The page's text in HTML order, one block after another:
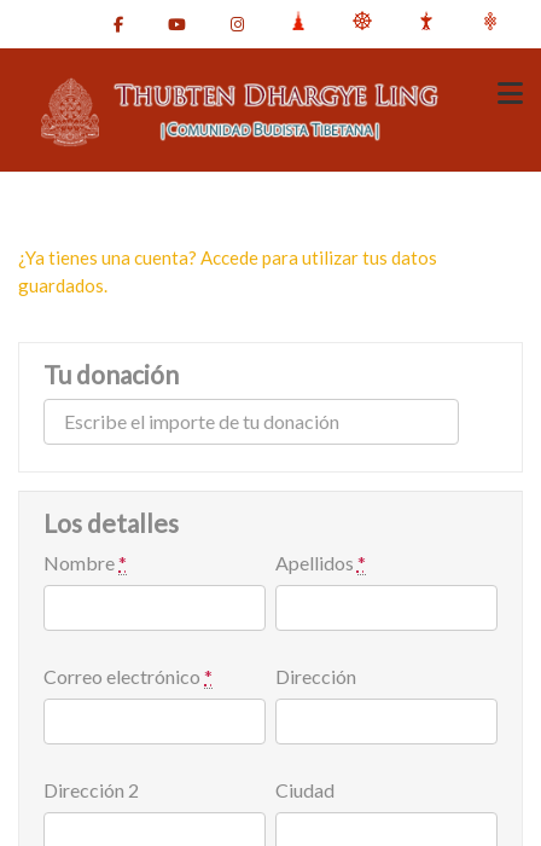
¿Ya tienes una cuenta? Accede para utilizar tus datos
guardados.
Tu donación
Los detalles
Nombre* Apellidos *
Correo electrónico* Dirección
Dirección 2 Ciudad